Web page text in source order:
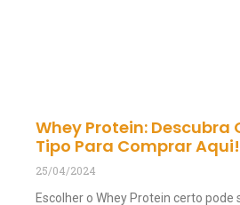
Whey Protein: Descubra
Tipo Para Comprar Aqui!
25/04/2024
Escolher o Whey Protein certo pode